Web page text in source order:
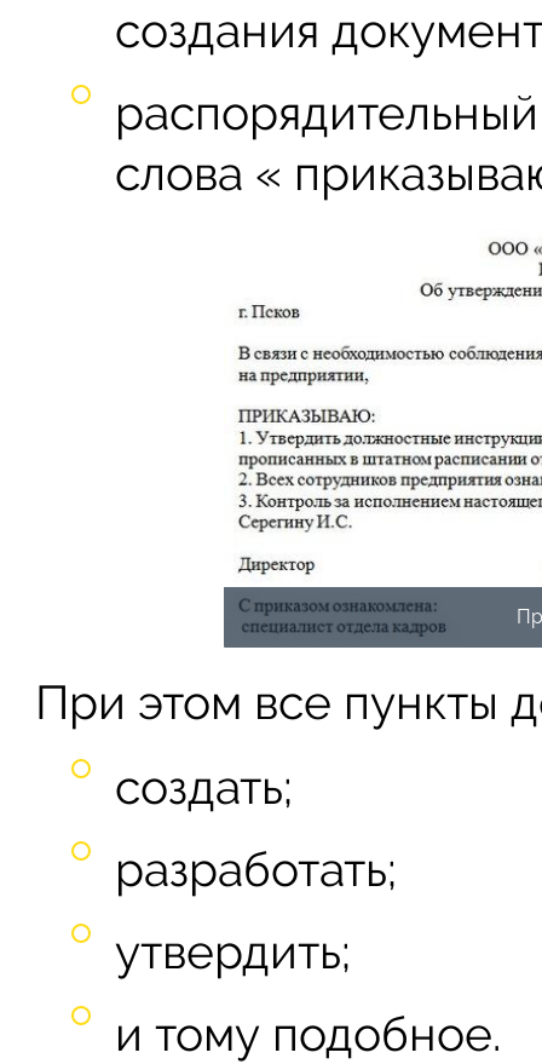
создания
слова «
При этом все пункты
создать;
разработать;
утвердить;
и тому подобное.